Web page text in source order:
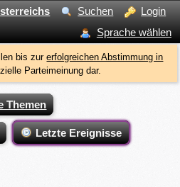
Suchen
Login
Sprache wählen
bis zurerfolgreichen Abstimmung in
Parteimeinung dar.
Themen
Letzte Ereignisse